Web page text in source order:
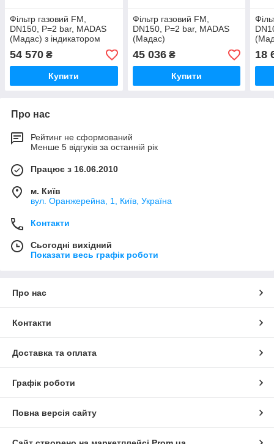
Фільтр газовий FM,
DN150, P=2 bar, MADAS
(Мадас) з індикатором
перепаду тиску
54 570 ₴
Купити
Фільтр газовий FM,
DN150, P=2 bar, MADAS
(Мадас)
45 036₴
Купити
18
Про нас
Рейтинг не сформований
Менше 5 відгуків за останній рік
Працює з 16.06.2010
м. Київ
вул. Оранжерейна, 1, Київ, Україна
Контакти
Сьогодні вихідний
Показати весь графік роботи
Про нас
Контакти
Доставка та оплата
Графік роботи
Повна версія сайту